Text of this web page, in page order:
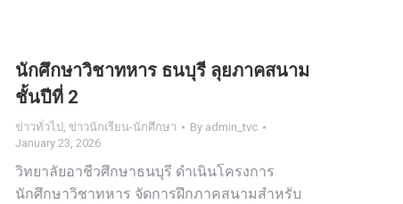
นักศึกษาวิชาทหาร ธนบุรี ลุยภาคสนาม
ชั้นปีที่ 2
ข่าวทั่วไป, ข่าวนักเรียน-นักศึกษา By admin_tvc
January 23, 2026
วิทยาลัยอาชีวศึกษาธนบุรี ดำเนินโครงการ
นักศึกษาวิชาทหาร จัดการฝึกภาคสนามสำหรับ